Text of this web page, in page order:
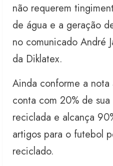
não requerem
de água e a geração
no comunicado André
da Diklatex.
Ainda conforme a
conta com 20% de
reciclada e alcança
artigos para o futebol
reciclado.